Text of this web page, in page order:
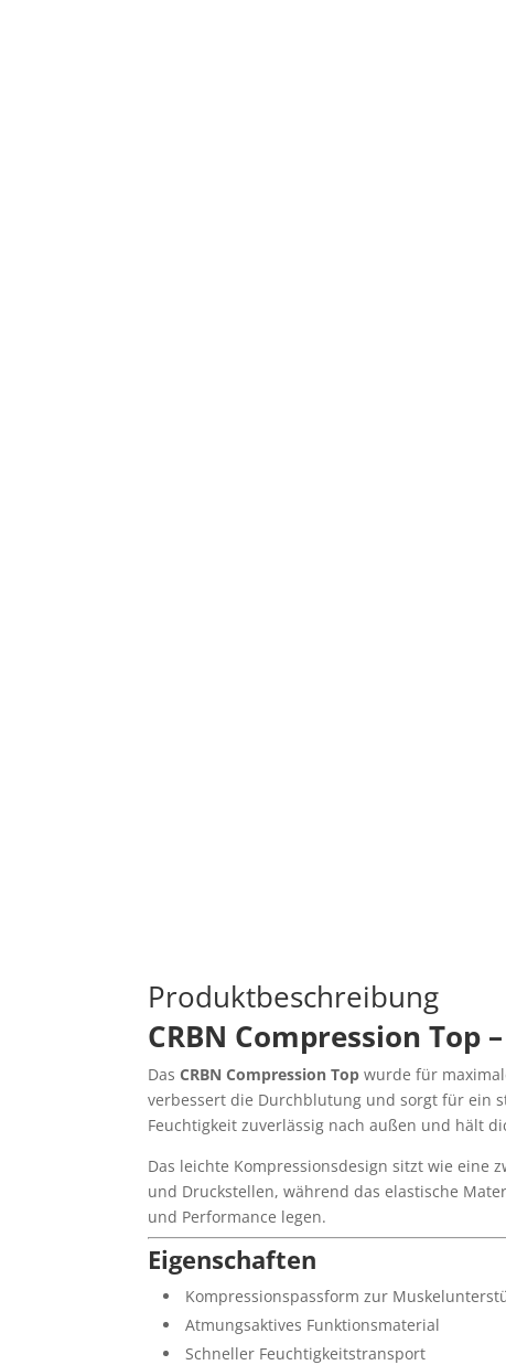
Produktbeschreibung
CRBN Compression
DasCRBN Compression Top wurde für
verbessert die Durchblutung und sorgt für ein
Feuchtigkeit zuverlässig nach außen und hält
Das leichte Kompressionsdesign sitzt wie eine
und Druckstellen, während das elastische
und Performance legen.
Eigenschaften
Kompressionspassform zur
Atmungsaktives Funktionsmaterial
Schneller Feuchtigkeitstransport